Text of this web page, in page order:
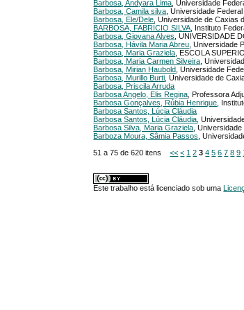
Barbosa, Andyara Lima , Universidade
Barbosa, Camila silva , Universidade
Barbosa, Ele/Dele , Universidade de Caxias
BARBOSA, FABRÍCIO SILVA , Instituto
Barbosa, Giovana Alves , UNIVERSIDADE
Barbosa, Hávila Maria Abreu , Universidade
Barbosa, Maria Graziela , ESCOLA
Barbosa, Maria Carmen Silveira ,
Barbosa, Mirian Haubold , Universidade
Barbosa, Murillo Burti , Universidade de
Barbosa, Priscila Arruda
Barbosa Angelo, Elis Regina , Professora
Barbosa Gonçalves, Rúbia Henrique ,
Barbosa Santos, Lúcia Cláudia
Barbosa Santos, Lúcia Cláudia ,
Barbosa Silva, Maria Graziela ,
Barboza Moura, Sâmia Passos ,
51 a 75 de 620 itens<< < 1 2 3 4 5 6 7 8 9
Este trabalho está licenciado sob uma